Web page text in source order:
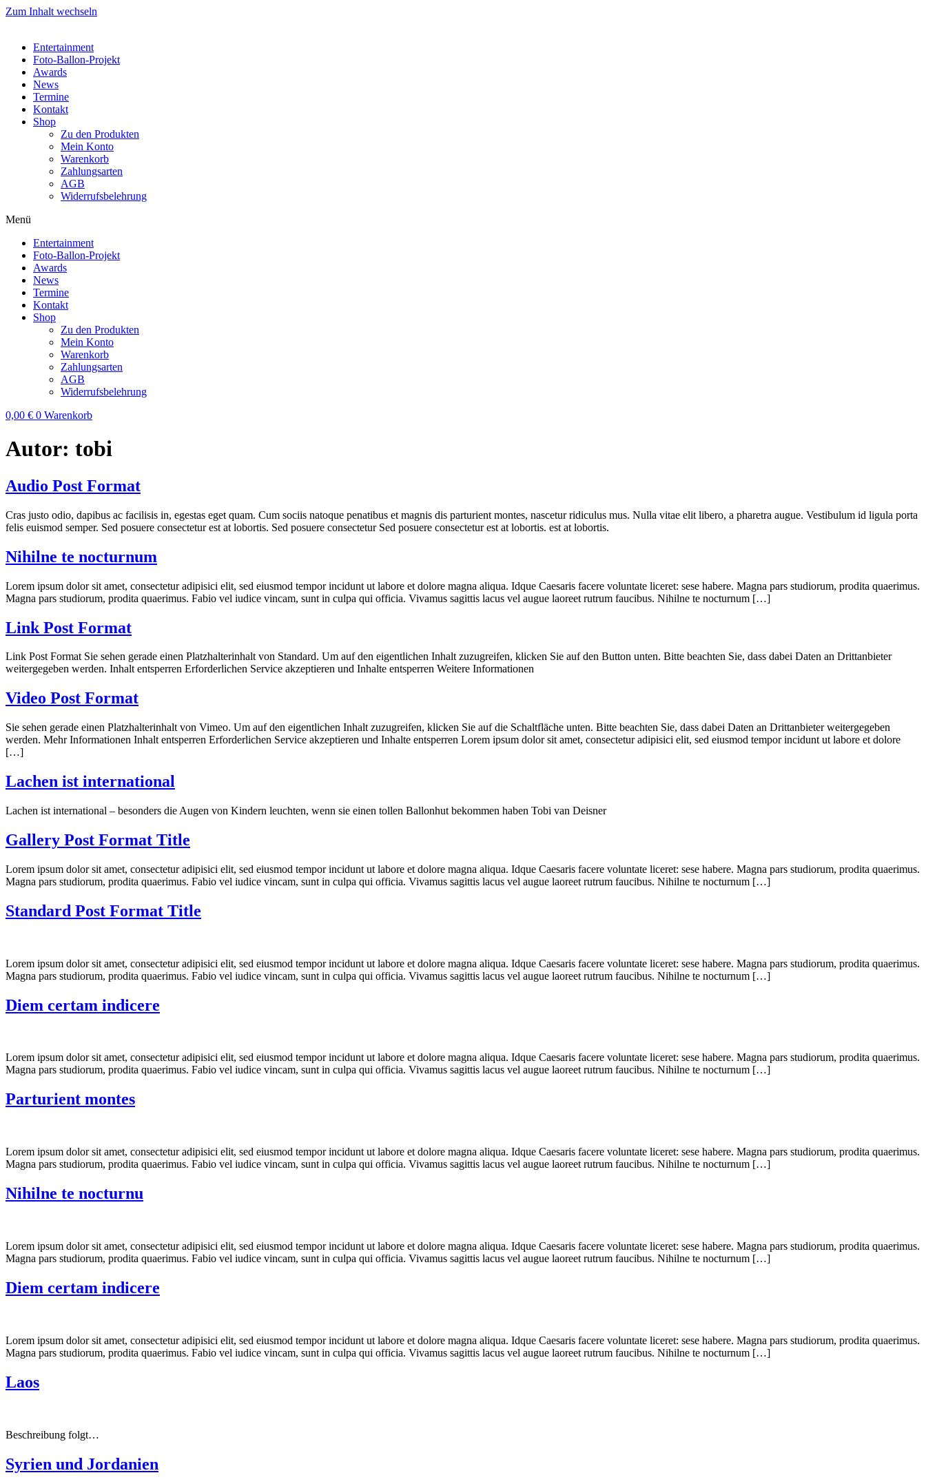
Zum Inhalt wechseln
Entertainment
Foto-Ballon-Projekt
Awards
News
Termine
Kontakt
Shop
Zu den Produkten
Mein Konto
Warenkorb
Zahlungsarten
AGB
Widerrufsbelehrung
Menü
Entertainment
Foto-Ballon-Projekt
Awards
News
Termine
Kontakt
Shop
Zu den Produkten
Mein Konto
Warenkorb
Zahlungsarten
AGB
Widerrufsbelehrung
0,00 € 0 Warenkorb
Autor: tobi
Audio Post Format
Cras justo odio, dapibus ac facilisis in, egestas eget quam. Cum sociis natoque penatibus et magnis dis parturient montes, nascetur ridiculus mus. Nulla vitae elit libero, a pharetra augue. Vestibulum id ligula porta
felis euismod semper. Sed posuere consectetur est at lobortis. Sed posuere consectetur Sed posuere consectetur est at lobortis. est at lobortis.
Nihilne te nocturnum
Lorem ipsum dolor sit amet, consectetur adipisici elit, sed eiusmod tempor incidunt ut labore et dolore magna aliqua. Idque Caesaris facere voluntate liceret: sese habere. Magna pars studiorum, prodita quaerimus.
Magna pars studiorum, prodita quaerimus. Fabio vel iudice vincam, sunt in culpa qui officia. Vivamus sagittis lacus vel augue laoreet rutrum faucibus. Nihilne te nocturnum […]
Link Post Format
Link Post Format Sie sehen gerade einen Platzhalterinhalt von Standard. Um auf den eigentlichen Inhalt zuzugreifen, klicken Sie auf den Button unten. Bitte beachten Sie, dass dabei Daten an Drittanbieter
weitergegeben werden. Inhalt entsperren Erforderlichen Service akzeptieren und Inhalte entsperren Weitere Informationen
Video Post Format
Sie sehen gerade einen Platzhalterinhalt von Vimeo. Um auf den eigentlichen Inhalt zuzugreifen, klicken Sie auf die Schaltfläche unten. Bitte beachten Sie, dass dabei Daten an Drittanbieter weitergegeben
werden. Mehr Informationen Inhalt entsperren Erforderlichen Service akzeptieren und Inhalte entsperren Lorem ipsum dolor sit amet, consectetur adipisici elit, sed eiusmod tempor incidunt ut labore et dolore
[…]
Lachen ist international
Lachen ist international – besonders die Augen von Kindern leuchten, wenn sie einen tollen Ballonhut bekommen haben Tobi van Deisner
Gallery Post Format Title
Lorem ipsum dolor sit amet, consectetur adipisici elit, sed eiusmod tempor incidunt ut labore et dolore magna aliqua. Idque Caesaris facere voluntate liceret: sese habere. Magna pars studiorum, prodita quaerimus.
Magna pars studiorum, prodita quaerimus. Fabio vel iudice vincam, sunt in culpa qui officia. Vivamus sagittis lacus vel augue laoreet rutrum faucibus. Nihilne te nocturnum […]
Standard Post Format Title
Lorem ipsum dolor sit amet, consectetur adipisici elit, sed eiusmod tempor incidunt ut labore et dolore magna aliqua. Idque Caesaris facere voluntate liceret: sese habere. Magna pars studiorum, prodita quaerimus.
Magna pars studiorum, prodita quaerimus. Fabio vel iudice vincam, sunt in culpa qui officia. Vivamus sagittis lacus vel augue laoreet rutrum faucibus. Nihilne te nocturnum […]
Diem certam indicere
Lorem ipsum dolor sit amet, consectetur adipisici elit, sed eiusmod tempor incidunt ut labore et dolore magna aliqua. Idque Caesaris facere voluntate liceret: sese habere. Magna pars studiorum, prodita quaerimus.
Magna pars studiorum, prodita quaerimus. Fabio vel iudice vincam, sunt in culpa qui officia. Vivamus sagittis lacus vel augue laoreet rutrum faucibus. Nihilne te nocturnum […]
Parturient montes
Lorem ipsum dolor sit amet, consectetur adipisici elit, sed eiusmod tempor incidunt ut labore et dolore magna aliqua. Idque Caesaris facere voluntate liceret: sese habere. Magna pars studiorum, prodita quaerimus.
Magna pars studiorum, prodita quaerimus. Fabio vel iudice vincam, sunt in culpa qui officia. Vivamus sagittis lacus vel augue laoreet rutrum faucibus. Nihilne te nocturnum […]
Nihilne te nocturnu
Lorem ipsum dolor sit amet, consectetur adipisici elit, sed eiusmod tempor incidunt ut labore et dolore magna aliqua. Idque Caesaris facere voluntate liceret: sese habere. Magna pars studiorum, prodita quaerimus.
Magna pars studiorum, prodita quaerimus. Fabio vel iudice vincam, sunt in culpa qui officia. Vivamus sagittis lacus vel augue laoreet rutrum faucibus. Nihilne te nocturnum […]
Diem certam indicere
Lorem ipsum dolor sit amet, consectetur adipisici elit, sed eiusmod tempor incidunt ut labore et dolore magna aliqua. Idque Caesaris facere voluntate liceret: sese habere. Magna pars studiorum, prodita quaerimus.
Magna pars studiorum, prodita quaerimus. Fabio vel iudice vincam, sunt in culpa qui officia. Vivamus sagittis lacus vel augue laoreet rutrum faucibus. Nihilne te nocturnum […]
Laos
Beschreibung folgt…
Syrien und Jordanien